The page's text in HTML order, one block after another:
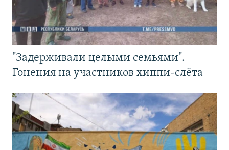
"Задерживали целыми семьями".
Гонения на участников хиппи-слёта